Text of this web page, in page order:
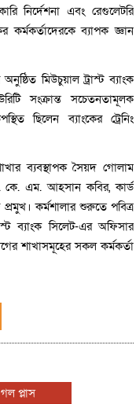
নির্দেশনা এবং রেগুলেটরি
কর্মকর্তাদেরকে ব্যাপক জ্ঞান
মিউচুয়াল ট্রাস্ট ব্যাংক
সংক্রান্ত সচেতনতামূলক
ছিলেন ব্যাংকের ট্রেনিং
ব্যবস্থাপক সৈয়দ গোলাম
কে. এম. আহসান কবির, কার্ড
কর্মশালার শুরুতে পবিত্র
ব্যাংক সিলেট-এর অফিসার
শাখাসমূহের সকল কর্মকর্তা
প্লাস